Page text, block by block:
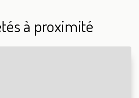
à proximité